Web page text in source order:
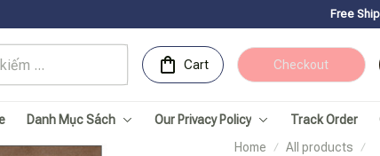
Free Shipping for Orders
Cart Checkout
Danh Mục Sách Our Privacy Policy Track Order
Home
All products